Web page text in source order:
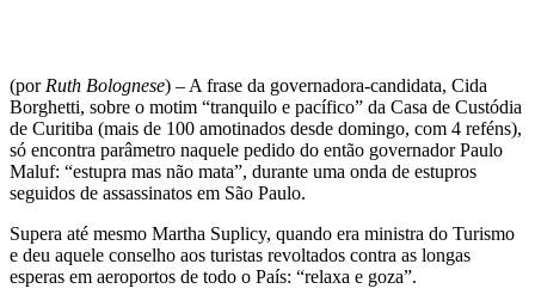
(por Ruth Bolognese) – A frase da governadora-candidata, Cida
Borghetti, sobre o motim “tranquilo e pacífico” da Casa de Custódia
de Curitiba (mais de 100 amotinados desde domingo, com 4 reféns),
só encontra parâmetro naquele pedido do então governador Paulo
Maluf: “estupra mas não mata”, durante uma onda de estupros
seguidos de assassinatos em São Paulo.
Supera até mesmo Martha Suplicy, quando era ministra do Turismo
e deu aquele conselho aos turistas revoltados contra as longas
esperas em aeroportos de todo o País: “relaxa e goza”.